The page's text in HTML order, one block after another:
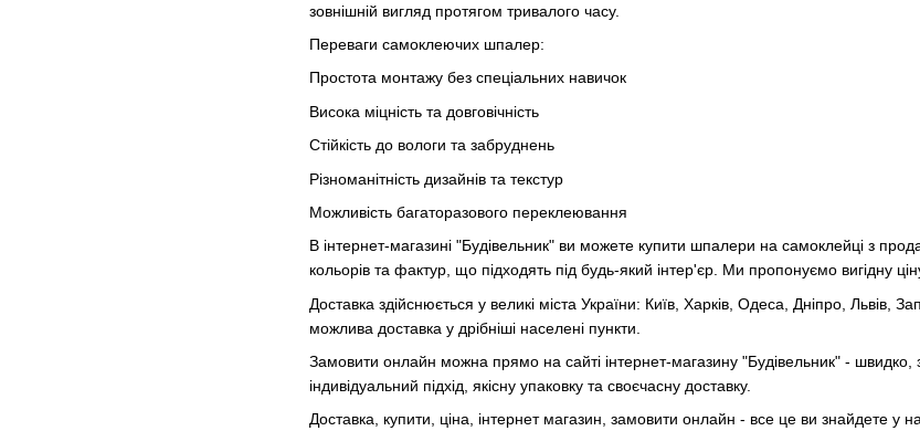
зовнішній вигляд протягом тривалого часу.
Переваги самоклеючих шпалер:
Простота монтажу без спеціальних навичок
Висока міцність та довговічність
Стійкість до вологи та забруднень
Різноманітність дизайнів та текстур
Можливість багаторазового переклеювання
В інтернет-магазині "Будівельник" ви можете купити шпалери на самоклейці з
кольорів та фактур, що підходять під будь-який інтер'єр. Ми пропонуємо вигідну
Доставка здійснюється у великі міста України: Київ, Харків, Одеса, Дніпро, Львів,
можлива доставка у дрібніші населені пункти.
Замовити онлайн можна прямо на сайті інтернет-магазину "Будівельник" -
індивідуальний підхід, якісну упаковку та своєчасну доставку.
Доставка, купити, ціна, інтернет магазин, замовити онлайн - все це ви знайдете у